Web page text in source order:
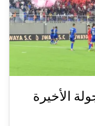
الأخيرة